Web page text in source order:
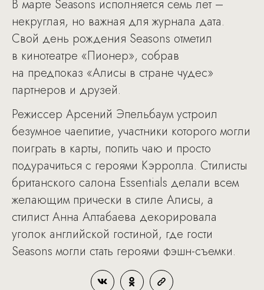
В марте Seasons исполняется семь лет –
некруглая, но важная для журнала дата.
Свой день рождения Seasons отметил
в кинотеатре «Пионер», собрав
на предпоказ «Алисы в стране чудес»
партнеров и друзей.
Режиссер Арсений Эпельбаум устроил
безумное чаепитие, участники которого могли
поиграть в карты, попить чаю и просто
подурачиться с героями Кэрролла. Стилисты
британского салона Essentials делали всем
желающим прически в стиле Алисы, а
стилист Анна Алтабаева декорировала
уголок английской гостиной, где гости
Seasons могли стать героями фэшн-съемки.